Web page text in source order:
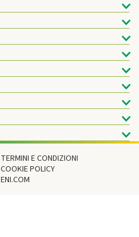
TERMINI E CONDIZIONI
COOKIE POLICY
ENI.COM